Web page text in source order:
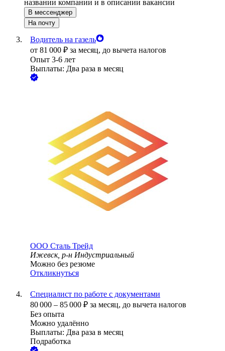
названии компании и в описании вакансии
В мессенджер
На почту
Водитель на газель
от 81 000 ₽ за месяц, до вычета налогов
Опыт 3-6 лет
Выплаты: Два раза в месяц
ООО Сталь Трейд
Ижевск, р-н Индустриальный
Можно без резюме
Откликнуться
Специалист по работе с документами
80 000 – 85 000 ₽ за месяц, до вычета налогов
Без опыта
Можно удалённо
Выплаты: Два раза в месяц
Подработка